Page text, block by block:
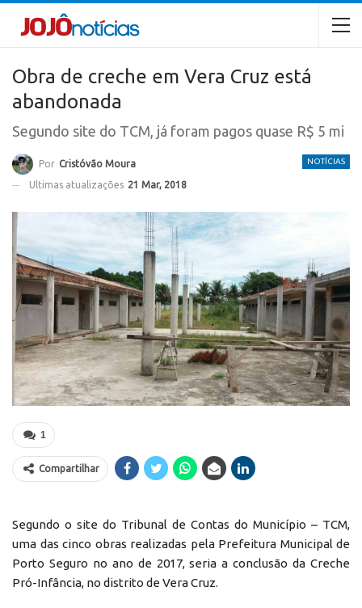
Obra de creche em Vera Cruz está
abandonada
Segundo site do TCM, já foram pagos quase R$ 5 mi
NOTÍCIAS
Por Cristóvão Moura
Ultimas atualizações 21 Mar, 2018
1
Compartilhar
Segundo o site do Tribunal de Contas do Município – TCM,
uma das cinco obras realizadas pela Prefeitura Municipal de
Porto Seguro no ano de 2017, seria a conclusão da Creche
Pró-Infância, no distrito de Vera Cruz.